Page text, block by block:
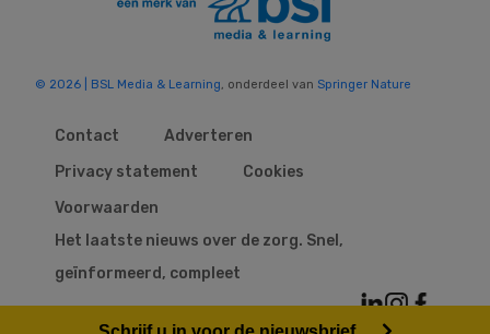
© 2026 | BSL Media & Learning, onderdeel van Springer Nature
Contact
Adverteren
Privacy statement
Cookies
Voorwaarden
Het laatste nieuws over de zorg. Snel,
geïnformeerd, compleet